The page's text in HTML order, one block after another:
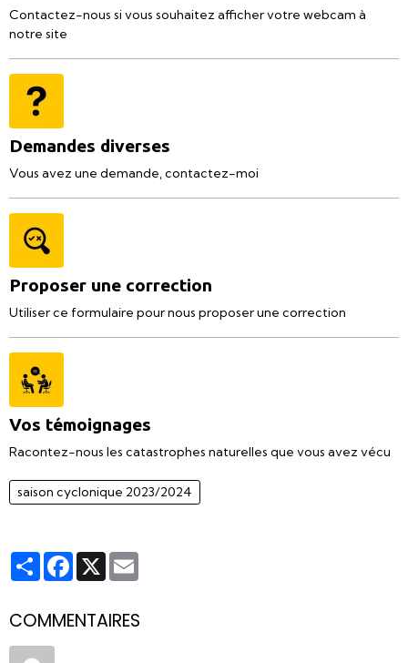
Contactez-nous si vous souhaitez afficher votre webcam à
notre site
Demandes diverses
Vous avez une demande, contactez-moi
Proposer une correction
Utiliser ce formulaire pour nous proposer une correction
Vos témoignages
Racontez-nous les catastrophes naturelles que vous avez vécu
saison cyclonique 2023/2024
PartagerFacebook
X
COMMENTAIRES